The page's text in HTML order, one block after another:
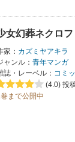
女幻葬ネクロ
家： カズミヤアキラ
ャンル： 青年マンガ
誌・レーベル： コミ
(4.0) 投
まで公開中